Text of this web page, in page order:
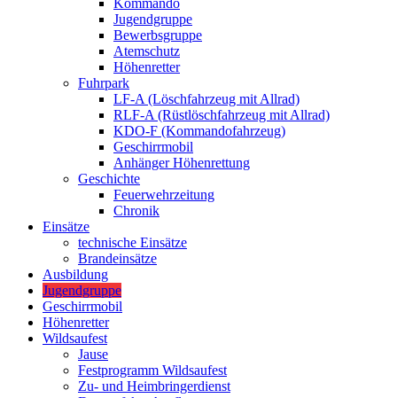
Jugendgruppe
Bewerbsgruppe
Atemschutz
Höhenretter
Fuhrpark
LF-A (Löschfahrzeug mit Allrad)
RLF-A (Rüstlöschfahrzeug mit Allrad)
KDO-F (Kommandofahrzeug)
Geschirrmobil
Anhänger Höhenrettung
Geschichte
Feuerwehrzeitung
Chronik
Einsätze
technische Einsätze
Brandeinsätze
Ausbildung
Jugendgruppe
Geschirrmobil
Höhenretter
Wildsaufest
Jause
Festprogramm Wildsaufest
Zu- und Heimbringerdienst